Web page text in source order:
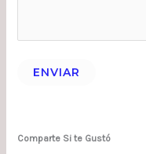
ENVIAR
Comparte Si te Gustó